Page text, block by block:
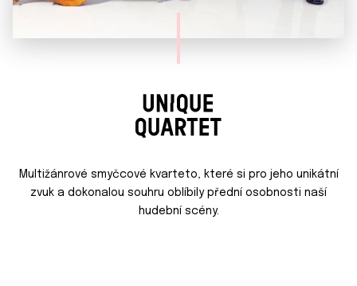
Multižánrové smyčcové kvarteto, které si pro jeho unikátní
zvuk a dokonalou souhru oblíbily přední osobnosti naší
hudební scény.